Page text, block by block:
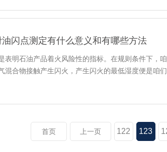
闪点测定有什么意义和有哪些方法
表明石油产品着火风险性的指标。在规则条件下，
混合物接触产生闪火，产生闪火的最低湿度便是咱们
首页 上一页 122 123